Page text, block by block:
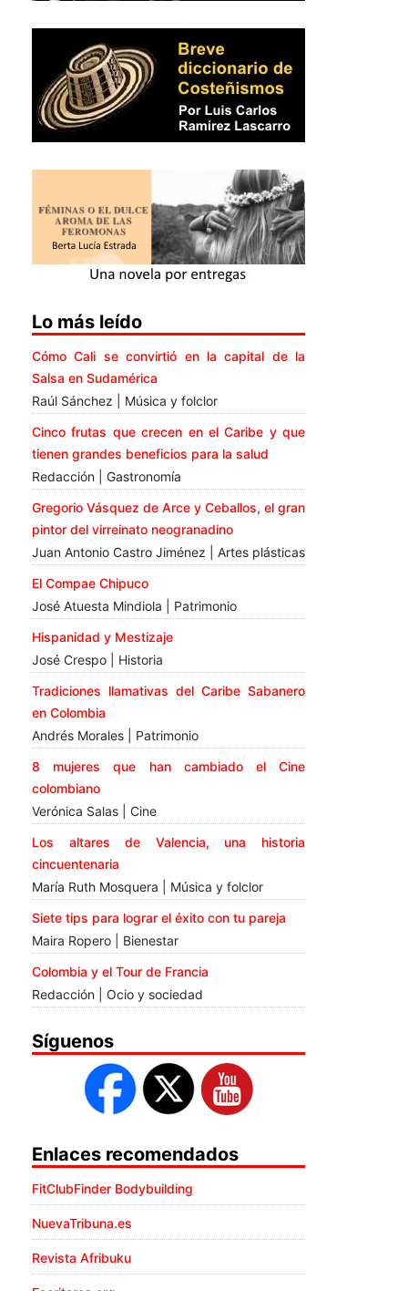
Lo más leído
Cómo Cali se convirtió en la capital de la
Salsa en Sudamérica
Raúl Sánchez | Música y folclor
Cinco frutas que crecen en el Caribe y que
tienen grandes beneficios para la salud
Redacción | Gastronomía
Gregorio Vásquez de Arce y Ceballos, el gran
pintor del virreinato neogranadino
Juan Antonio Castro Jiménez | Artes plásticas
El Compae Chipuco
José Atuesta Mindiola | Patrimonio
Hispanidad y Mestizaje
José Crespo | Historia
Tradiciones llamativas del Caribe Sabanero
en Colombia
Andrés Morales | Patrimonio
8 mujeres que han cambiado el Cine
colombiano
Verónica Salas | Cine
Los altares de Valencia, una historia
cincuentenaria
María Ruth Mosquera | Música y folclor
Siete tips para lograr el éxito con tu pareja
Maira Ropero | Bienestar
Colombia y el Tour de Francia
Redacción | Ocio y sociedad
Síguenos
Enlaces recomendados
FitClubFinder Bodybuilding
NuevaTribuna.es
Revista Afribuku